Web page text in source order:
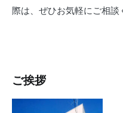
際は、ぜひお気軽にご相談
ご挨拶